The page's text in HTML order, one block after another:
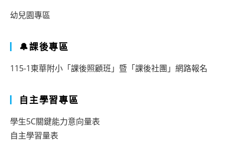
幼兒園專區
🔔課後專區
115-1東華附小「課後照顧班」暨「課後社團」網路報名
自主學習專區
學生5C關鍵能力意向量表
自主學習量表